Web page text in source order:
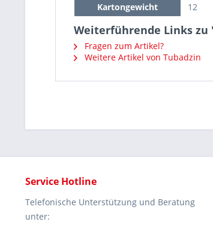
Kartongewicht
12
Weiterführende Links zu
Fragen zum Artikel?
Weitere Artikel von Tubadzin
Service Hotline
Telefonische Unterstützung und Beratung
unter: